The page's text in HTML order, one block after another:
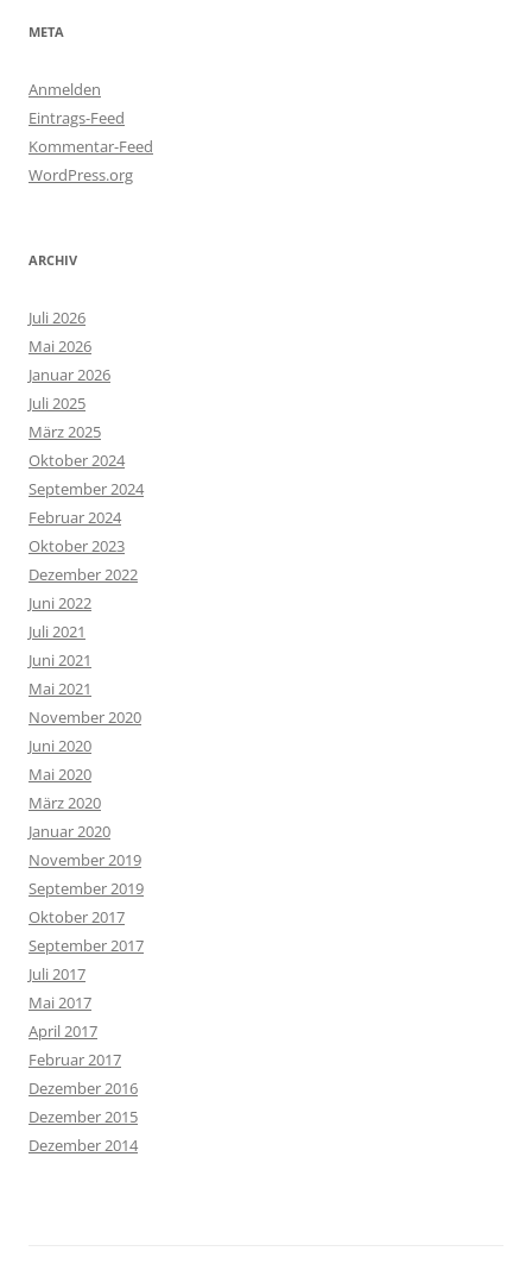
META
Anmelden
Eintrags-Feed
Kommentar-Feed
WordPress.org
ARCHIV
Juli 2026
Mai 2026
Januar 2026
Juli 2025
März 2025
Oktober 2024
September 2024
Februar 2024
Oktober 2023
Dezember 2022
Juni 2022
Juli 2021
Juni 2021
Mai 2021
November 2020
Juni 2020
Mai 2020
März 2020
Januar 2020
November 2019
September 2019
Oktober 2017
September 2017
Juli 2017
Mai 2017
April 2017
Februar 2017
Dezember 2016
Dezember 2015
Dezember 2014